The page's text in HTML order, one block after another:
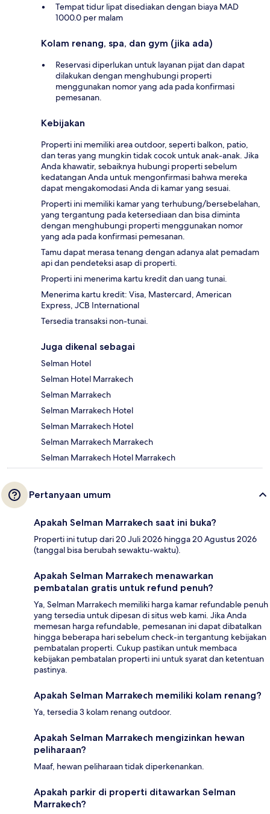
Tempat tidur lipat disediakan dengan biaya MAD
1000.0 per malam
Kolam renang, spa, dan gym (jika ada)
Reservasi diperlukan untuk layanan pijat dan dapat
dilakukan dengan menghubungi properti
menggunakan nomor yang ada pada konfirmasi
pemesanan.
Kebijakan
Properti ini memiliki area outdoor, seperti balkon, patio,
dan teras yang mungkin tidak cocok untuk anak-anak. Jika
Anda khawatir, sebaiknya hubungi properti sebelum
kedatangan Anda untuk mengonfirmasi bahwa mereka
dapat mengakomodasi Anda di kamar yang sesuai.
Properti ini memiliki kamar yang terhubung/bersebelahan,
yang tergantung pada ketersediaan dan bisa diminta
dengan menghubungi properti menggunakan nomor
yang ada pada konfirmasi pemesanan.
Tamu dapat merasa tenang dengan adanya alat pemadam
api dan pendeteksi asap di properti.
Properti ini menerima kartu kredit dan uang tunai.
Menerima kartu kredit: Visa, Mastercard, American
Express, JCB International
Tersedia transaksi non-tunai.
Juga dikenal sebagai
Selman Hotel
Selman Hotel Marrakech
Selman Marrakech
Selman Marrakech Hotel
Selman Marrakech Hotel
Selman Marrakech Marrakech
Selman Marrakech Hotel Marrakech
Pertanyaan umum
Apakah Selman Marrakech saat ini buka?
Properti ini tutup dari 20 Juli 2026 hingga 20 Agustus 2026
(tanggal bisa berubah sewaktu-waktu).
Apakah Selman Marrakech menawarkan
pembatalan gratis untuk refund penuh?
Ya, Selman Marrakech memiliki harga kamar refundable penuh
yang tersedia untuk dipesan di situs web kami. Jika Anda
memesan harga refundable, pemesanan ini dapat dibatalkan
hingga beberapa hari sebelum check-in tergantung kebijakan
pembatalan properti. Cukup pastikan untuk membaca
kebijakan pembatalan properti ini untuk syarat dan ketentuan
pastinya.
Apakah Selman Marrakech memiliki kolam renang?
Ya, tersedia 3 kolam renang outdoor.
Apakah Selman Marrakech mengizinkan hewan
peliharaan?
Maaf, hewan peliharaan tidak diperkenankan.
Apakah parkir di properti ditawarkan Selman
Marrakech?